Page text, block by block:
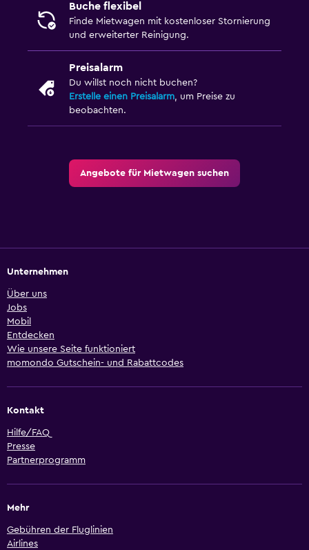
Buche flexibel
Finde Mietwagen mit kostenloser Stornierung
und erweiterter Reinigung.
Preisalarm
Du willst noch nicht buchen?
Erstelle einen Preisalarm, um Preise zu
beobachten.
Angebote für Mietwagen suchen
Unternehmen
Über uns
Jobs
Mobil
Entdecken
Wie unsere Seite funktioniert
momondo Gutschein- und Rabattcodes
Kontakt
Hilfe/FAQ
Presse
Partnerprogramm
Mehr
Gebühren der Fluglinien
Airlines